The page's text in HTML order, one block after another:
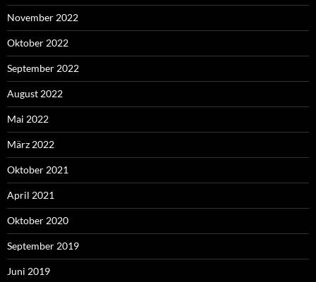
November 2022
Oktober 2022
September 2022
August 2022
Mai 2022
März 2022
Oktober 2021
April 2021
Oktober 2020
September 2019
Juni 2019